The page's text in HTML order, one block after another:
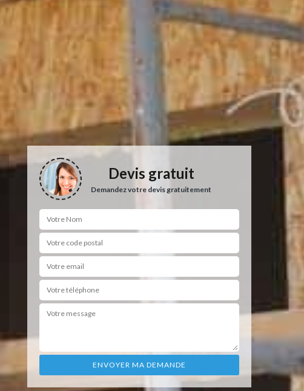
Devis gratuit
Demandez votre devis gratuitement